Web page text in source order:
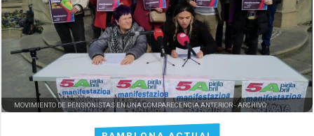
MOVIMIENTO DE PENSIONISTAS EN UNA COMPARECENCIA ANTERIOR -ARCHIVO